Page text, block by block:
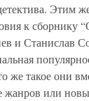
Этим
к сборнику
и Станислав
же такое они
или